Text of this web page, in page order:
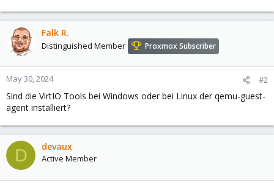
Falk R.
Distinguished Member Proxmox Subscriber
May 30, 2024 #2
Sind die VirtIO Tools bei Windows oder bei Linux der qemu-guest-
agent installiert?
D devaux
Active Member